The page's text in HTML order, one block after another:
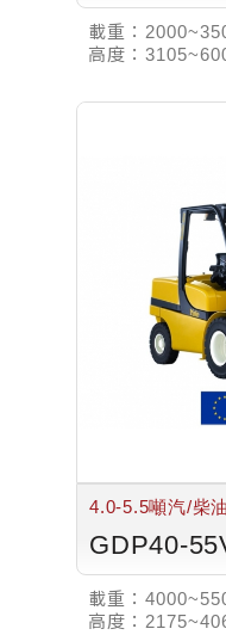
載重：
高度：
4.0-5.5噸汽/柴
GDP40-
載重：
高度：